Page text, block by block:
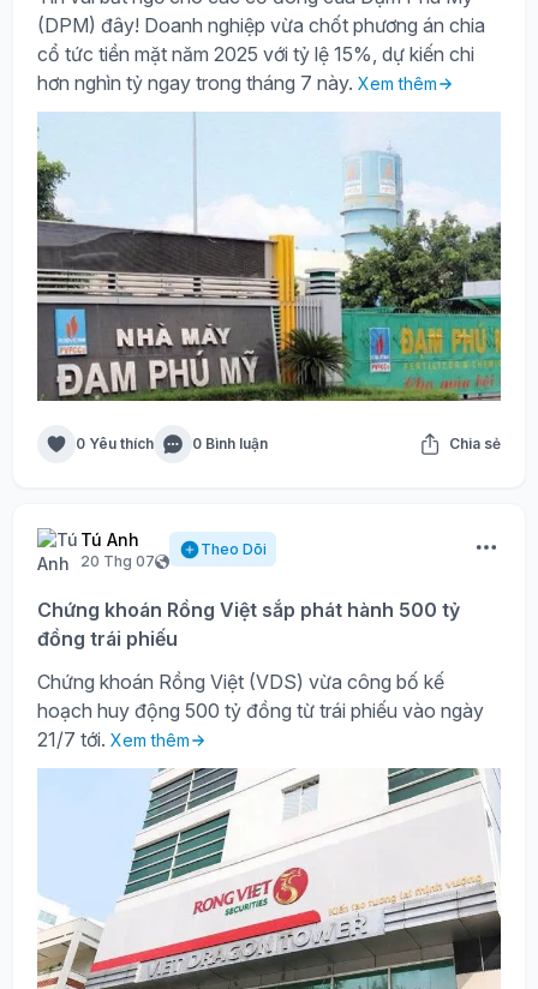
(DPM) đây! Doanh nghiệp vừa chốt phương án chia
cổ tức tiền mặt năm 2025 với tỷ lệ 15%, dự kiến chi
hơn nghìn tỷ ngay trong tháng 7 này. Xem thêm
0 Yêu thích 0 Bình luận Chia sẻ
Tú Anh
20 Thg 07
Theo Dõi
Chứng khoán Rồng Việt sắp phát hành 500 tỷ
đồng trái phiếu
Chứng khoán Rồng Việt (VDS) vừa công bố kế
hoạch huy động 500 tỷ đồng từ trái phiếu vào ngày
21/7 tới. Xem thêm